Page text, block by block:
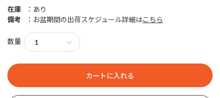
在庫
あり
備考
お盆期間の出荷スケジュール詳細はこちら
数量